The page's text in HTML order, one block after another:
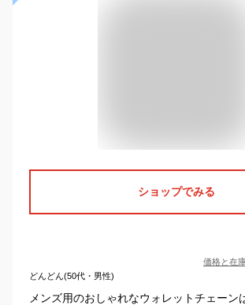
ショップでみる
価格と在
どんどん(50代・男性)
メンズ用のおしゃれなウォレットチェーン